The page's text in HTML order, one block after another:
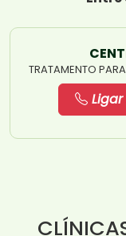
TRATAMENTO
Ligar